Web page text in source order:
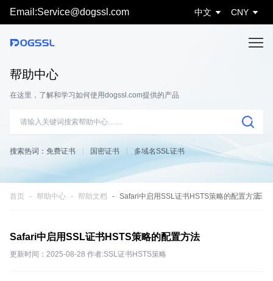
Email:Service@dogssl.com 中文 CNY
帮助中心
在这里，了解和学习如何使用dogssl.com提供的产品
搜索热词： 免费证书 国密证书 多域名SSL证书
首页 帮助中心 帮助文档 Safari中启用SSL证书HSTS策略的配置方法
Safari中启用SSL证书HSTS策略的配置方法
更新时间：2025-08-28 作者:SSL证书HSTS策略